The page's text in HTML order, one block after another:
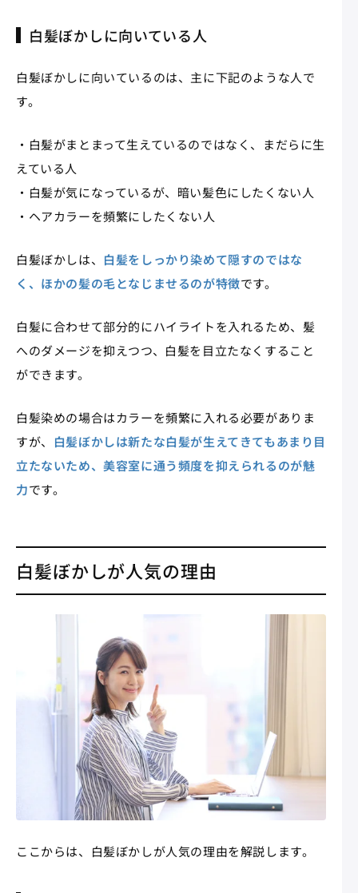
白髪ぼかしに向いている人
白髪ぼかしに向いているのは、主に下記のような人で
す。
・白髪がまとまって生えているのではなく、まだらに生
えている人
・白髪が気になっているが、暗い髪色にしたくない人
・ヘアカラーを頻繁にしたくない人
白髪ぼかしは、 白髪をしっかり染めて隠すのではな
く、ほかの髪の毛となじませるのが特徴です。
白髪に合わせて部分的にハイライトを入れるため、髪
へのダメージを抑えつつ、白髪を目立たなくすること
ができます。
白髪染めの場合はカラーを頻繁に入れる必要がありま
すが、
白髪ぼかしは新たな白髪が生えてきてもあまり目
立たないため、美容室に通う頻度を抑えられるのが魅
力です。
白髪ぼかしが人気の理由
ここからは、白髪ぼかしが人気の理由を解説します。